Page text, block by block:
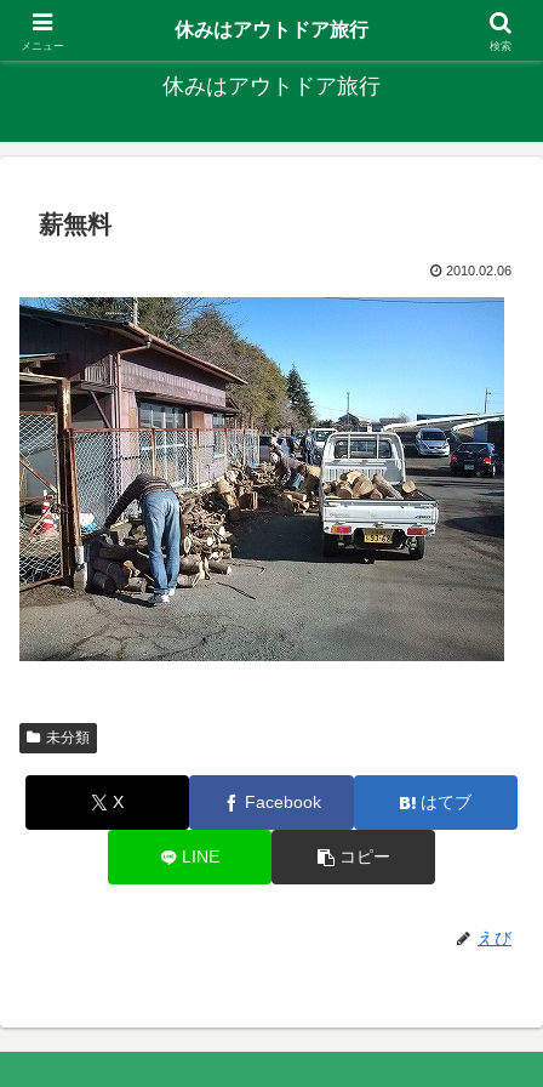
キャンプ、釣り、旅行など外遊びを楽しんでます
休みはアウトドア旅行
薪無料
2010.02.06
未分類
X Facebook はてブ
LINE コピー
えび
メニュー
休みはアウトドア旅行
検索